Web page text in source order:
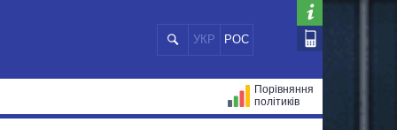
УКР РОС
Порівняння
політиків